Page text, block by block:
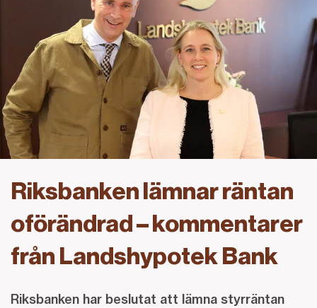
Riksbanken lämnar räntan
oförändrad – kommentarer
från Landshypotek Bank
Riksbanken har beslutat att lämna styrräntan